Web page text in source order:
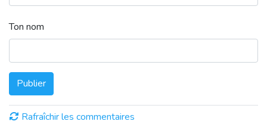
Ton nom
Publier
Rafraîchir les commentaires